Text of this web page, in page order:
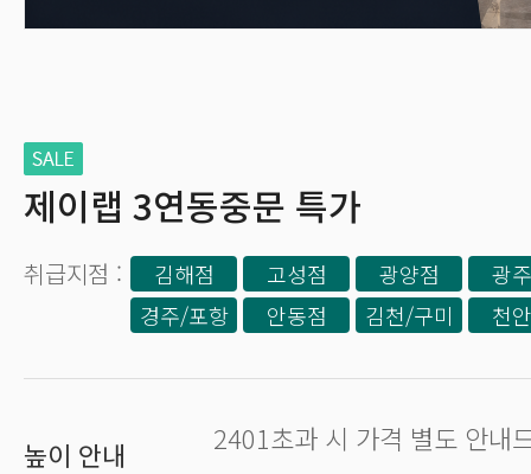
제이랩 3연동중문 특가
김해점 고성점 광양점
광
경주/포항
안동점 김천/구미 천
높이 안내 2401초과 시 가격 별도 안내